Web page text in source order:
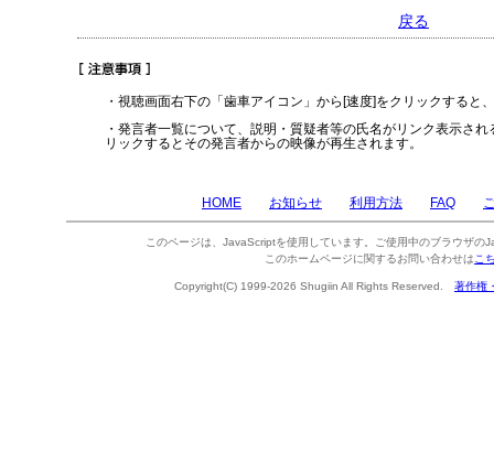
戻る
・視聴画面右下の「歯車アイコン」から[速度]をクリックすると
・発言者一覧について、説明・質疑者等の氏名がリンク表示さ
リックするとその発言者からの映像が再生されます。
HOME お知らせ 利用方法 FAQ
このページは、JavaScriptを使用しています。ご使用中のブラウザの
このホームページに関するお問い合わせは こ
Copyright(C) 1999-2026 Shugiin All Rights Reserved. 著作権